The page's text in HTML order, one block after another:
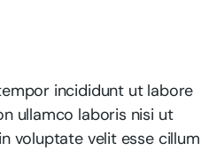
incididunt ut labore
ullamco laboris nisi ut
voluptate velit esse cillum